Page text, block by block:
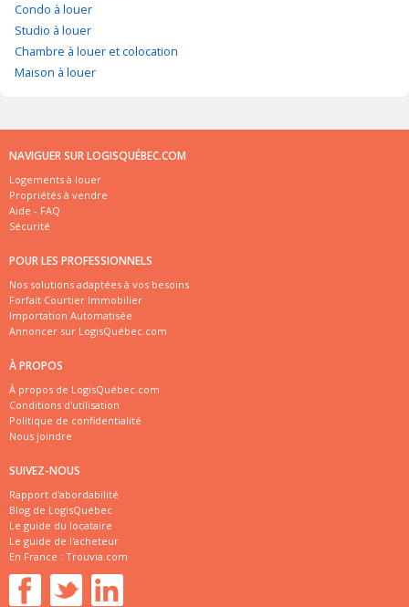
Condo à louer
Studio à louer
Chambre à louer et colocation
Maison à louer
NAVIGUER SUR LOGISQUÉBEC.COM
Logements à louer
Propriétés à vendre
Aide - FAQ
Sécurité
POUR LES PROFESSIONNELS
Nos solutions adaptées à vos besoins
Forfait Courtier Immobilier
Importation Automatisée
Annoncer sur LogisQuébec.com
À PROPOS
À propos de LogisQuébec.com
Conditions d'utilisation
Politique de confidentialité
Nous joindre
SUIVEZ-NOUS
Rapport d'abordabilité
Blog de LogisQuébec
Le guide du locataire
Le guide de l'acheteur
En France : Trouvia.com